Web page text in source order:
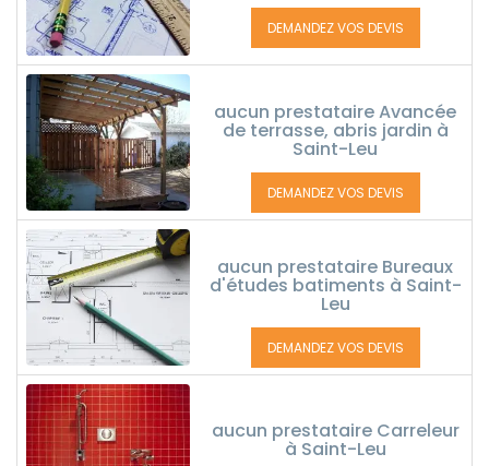
DEMANDEZ VOS DEVIS
aucun prestataire Avancée
de terrasse, abris jardin à
Saint-Leu
DEMANDEZ VOS DEVIS
aucun prestataire Bureaux
d'études batiments à Saint-
Leu
DEMANDEZ VOS DEVIS
aucun prestataire Carreleur
à Saint-Leu